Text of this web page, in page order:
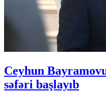
Ceyhun
səfəri başlayıb